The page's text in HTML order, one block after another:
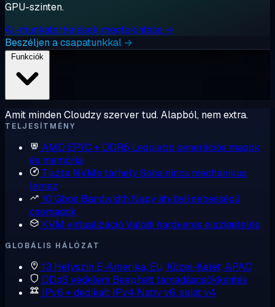
GPU-szinten.
AI-munkaterhelések megtekintése →
Beszéljen a csapatunkkal →
Amit minden Cloudzy szerver tud. Alapból, nem extra.
TELJESÍTMÉNY
AMD EPYC + DDR5 Legújabb generációs magok
és memória
Tiszta NVMe tárhelySoha nincs mechanikus
lemez
10 Gbps Bandwidth Nagy átviteli sebességű
csomagok
KVM virtualizáció Valódi hardveres elszigetelés
GLOBÁLIS HÁLÓZAT
13 Helyszín É-Amerika, EU, Közel-Kelet, APAC
DDoS védelem Beépített támadáscsökkentés
IPv6 + dedikált IPv4 Natív v6, saját v4